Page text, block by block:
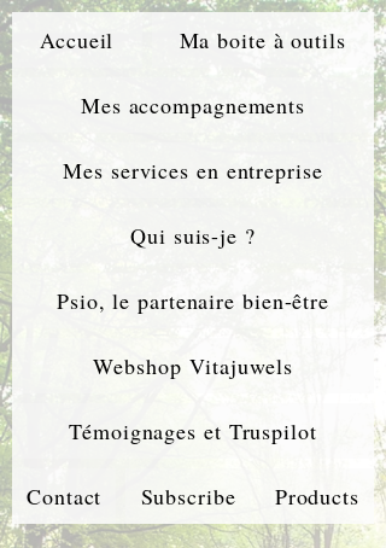
Accueil Ma boite à outils
Mes accompagnements
Mes services en entreprise
Qui suis-je ?
Psio, le partenaire bien-être
Webshop Vitajuwels
Témoignages et Truspilot
Contact Subscribe Products